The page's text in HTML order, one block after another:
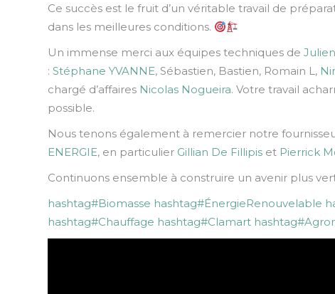
Ce succès est le fruit d’un véritable travail de
dans les meilleures conditions.
Un immense merci aux équipes techniques de
: Stéphane YVANNE, Sébastien, Bastien, Romain L,
chargé d’affaires Nicolas Nogueira. Votre travail
possible.
Nous tenons également à remercier notre
ENERGIE, en particulier Gillian De Fillipis et Pierrick
Continuons ensemble à construire un avenir plus
hashtag#Biomasse hashtag#ÉnergieRenouvelable
hashtag#Chauffage hashtag#Clamart hashtag#